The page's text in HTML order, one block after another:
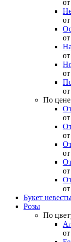
По цене
Букет
Розы
По